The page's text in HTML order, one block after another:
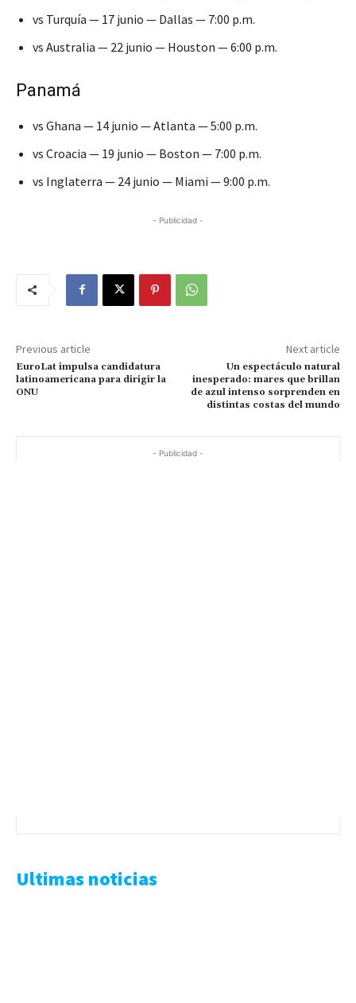
vs Turquía — 17 junio — Dallas — 7:00 p.m.
vs Australia — 22 junio — Houston — 6:00 p.m.
Panamá
vs Ghana — 14 junio — Atlanta — 5:00 p.m.
vs Croacia — 19 junio — Boston — 7:00 p.m.
vs Inglaterra — 24 junio — Miami — 9:00 p.m.
- Publicidad -
Previous article
EuroLat impulsa candidatura
latinoamericana para dirigir la
ONU
Next article
Un espectáculo natural
inesperado: mares que brillan
de azul intenso sorprenden en
distintas costas del mundo
- Publicidad -
Ultimas noticias